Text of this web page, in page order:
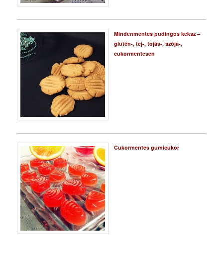
Mindenmentes pudingos keksz –
glutén-, tej-, tojás-, szója-,
cukormentesen
Cukormentes gumicukor